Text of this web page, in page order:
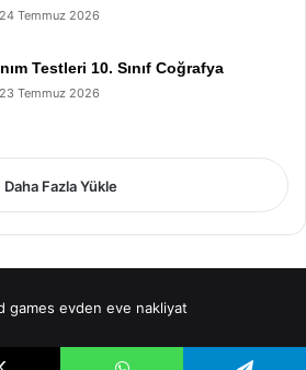
24 Temmuz 2026
Testleri 10. Sınıf Coğrafya
23 Temmuz 2026
Daha Fazla Yükle
games evden eve nakliyat